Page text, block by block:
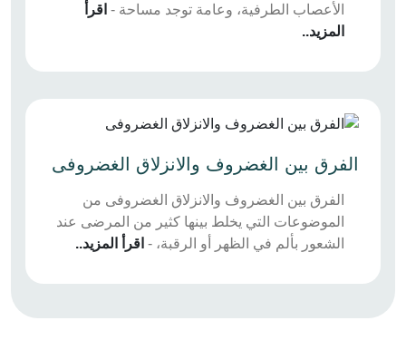
الأعصاب الطرفية، وعامة توجد مساحة - اقرأ
المزيد..
الفرق بين الغضروف والانزلاق الغضروفى
الفرق بين الغضروف والانزلاق الغضروفى من
الموضوعات التي يخلط بينها كثير من المرضى عند
الشعور بألم في الظهر أو الرقبة، - اقرأ المزيد..